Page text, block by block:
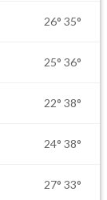
26° 35°
25° 36°
22° 38°
24° 38°
27° 33°